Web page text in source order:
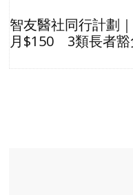
智友醫社同行計劃
月$150 3類長者豁